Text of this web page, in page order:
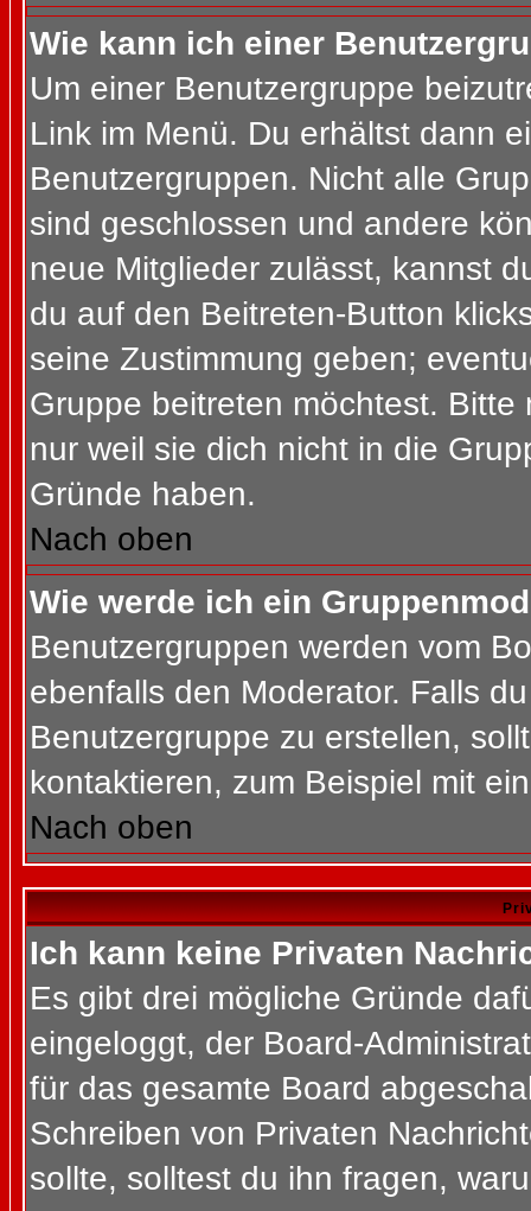
Wie kann ich einer
Um einer Benutzergruppe
Link im Menü. Du erhältst dann
Benutzergruppen. Nicht alle
sind geschlossen und andere
neue Mitglieder zulässt, kannst
du auf den Beitreten-Button
seine Zustimmung geben;
Gruppe beitreten möchtest.
nur weil sie dich nicht in die
Gründe haben.
Nach oben
Wie werde ich ein
Benutzergruppen werden vom
ebenfalls den Moderator. Falls
Benutzergruppe zu erstellen,
kontaktieren, zum Beispiel mit
Nach oben
Ich kann keine Privaten
Es gibt drei mögliche Gründe
eingeloggt, der Board-
für das gesamte Board
Schreiben von Privaten
sollte, solltest du ihn fragen,